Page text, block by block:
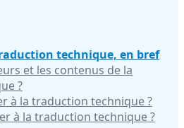
technique, en bref
et les contenus de la
?
à la traduction technique ?
à la traduction technique ?